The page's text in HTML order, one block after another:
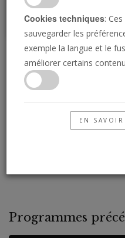
Aujourd'hui, la seule
a une mission
prophétiser de
Programmes
Cookies techniques:
sauvegarder les
exemple la langue et le
améliorer certains
EN SAVOIR